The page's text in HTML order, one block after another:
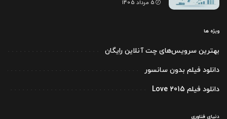
5 مرداد 1405
ویژه ها
بهترین سرویس‌های چت آنلاین رایگان
دانلود فیلم بدون سانسور
دانلود فیلم Love 2015
دنیای فناوری